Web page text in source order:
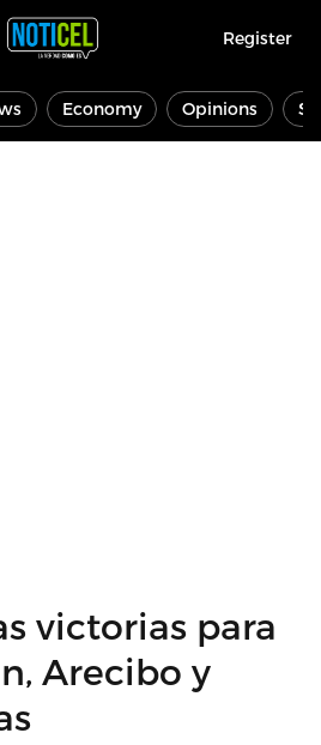
Register
Economy Opinions
victorias para
Arecibo y